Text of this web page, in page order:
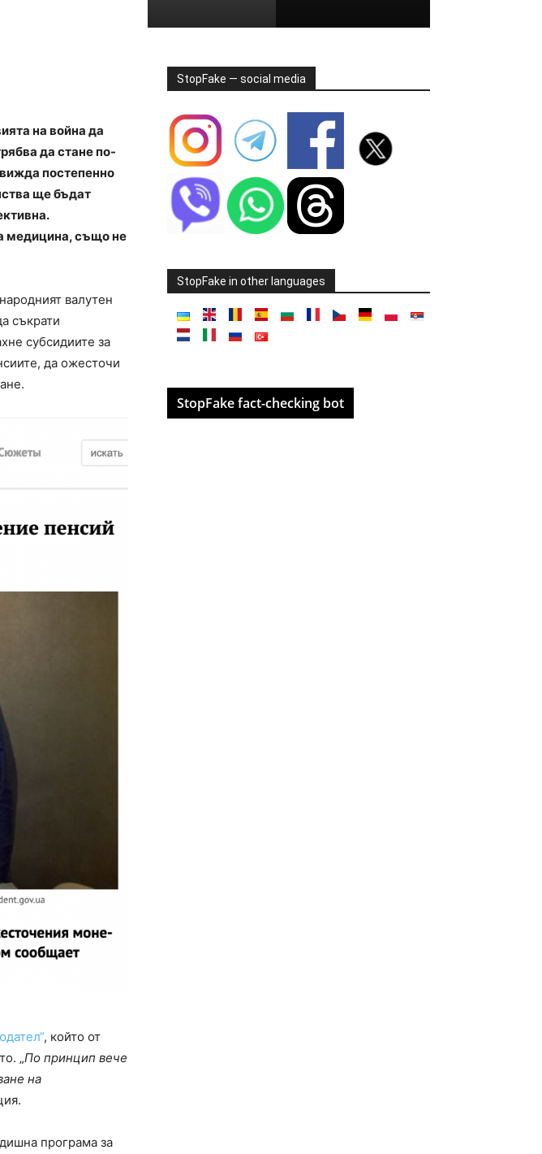
на война да
да стане по-
постепенно
ще бъдат
медицина, също не
валутен
съкрати
субсидиите за
да ожесточи
, който от
„По принцип вече
на
програма за
StopFake — social media
StopFake in other languages
StopFake fact-checking bot